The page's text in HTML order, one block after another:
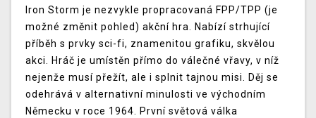
Iron Storm je nezvykle propracovaná FPP/TPP (je
možné změnit pohled) akční hra. Nabízí strhující
příběh s prvky sci-fi, znamenitou grafiku, skvělou
akci. Hráč je umístěn přímo do válečné vřavy, v níž
nejenže musí přežít, ale i splnit tajnou misi. Děj se
odehrává v alternativní minulosti ve východním
Německu v roce 1964. První světová válka